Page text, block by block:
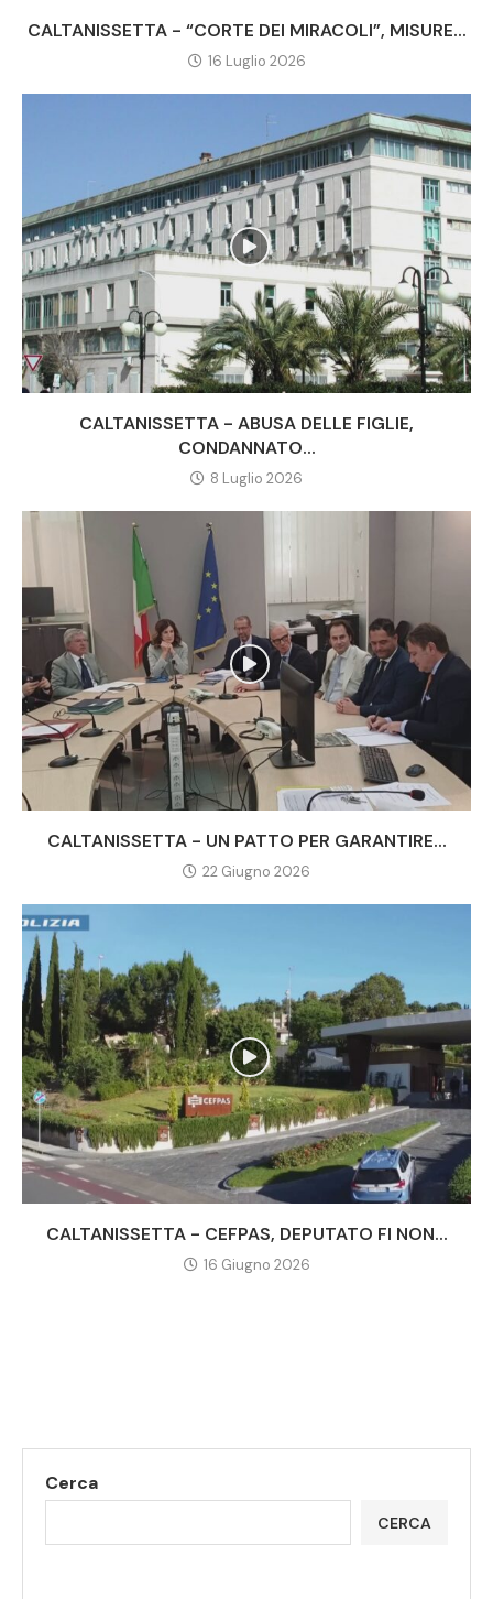
CALTANISSETTA - “CORTE DEI MIRACOLI”, MISURE...
16 Luglio 2026
CALTANISSETTA - ABUSA DELLE FIGLIE,
CONDANNATO...
8 Luglio 2026
CALTANISSETTA - UN PATTO PER GARANTIRE...
22 Giugno 2026
CALTANISSETTA - CEFPAS, DEPUTATO FI NON...
16 Giugno 2026
Cerca
CERCA